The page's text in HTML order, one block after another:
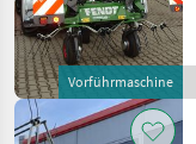
Vorführmaschine